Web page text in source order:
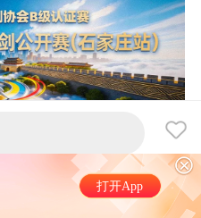
上半年规模以上
加值同比增长
打开App